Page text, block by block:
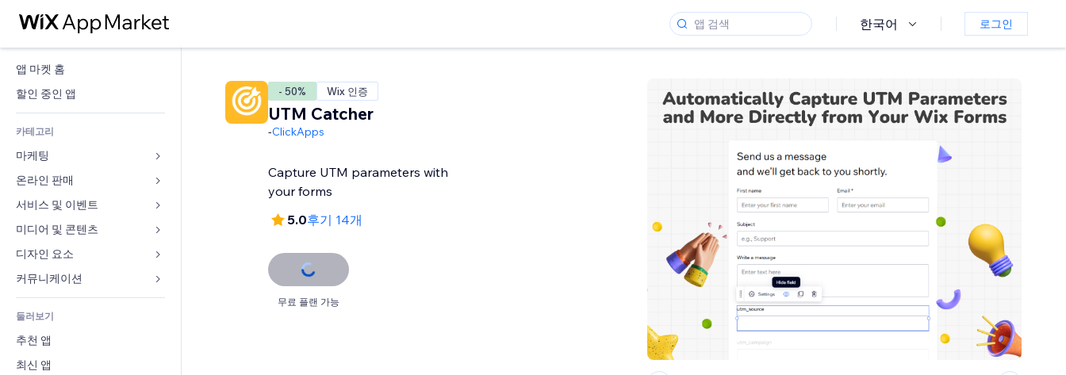
한국어 로그인
앱 마켓 홈
할인 중인 앱
카테고리
마케팅
광고
모바일
사이트 통계
사이트 목록
이메일
온라인 판매
쇼핑몰 관련 앱
배송
판매 버튼
회계
쿠폰 및 로열티
창고 서비스
서비스 및 이벤트
호텔
이벤트
음식점
부동산
예약
미디어 및 콘텐츠
갤러리
뮤직
팟캐스트
사진
동영상
PDF
디자인 요소
지도 및 내비게이션
개인정보 및 보안
시계
페이지 템플릿
이미지 효과
양식
블로그
설문
채팅
둘러보기
추천 앱
최신 앱
- 50% Wix 인증
UTM Catcher
-ClickApps
Capture UTM parameters with
your forms
5.0후기 14개
무료 플랜 가능